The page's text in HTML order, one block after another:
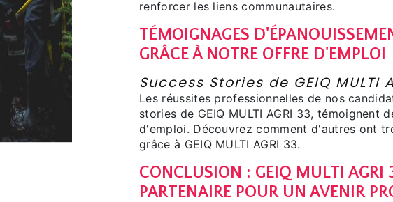
renforcer les liens communautaires.
TÉMOIGNAGES
GRÂCE À NOTRE OFFRE D'EMPLOI
Success Stories de GEIQ MULTI
Les réussites professionnelles de nos
stories de GEIQ MULTI AGRI 33, témoignent
d'emploi. Découvrez comment d'autres ont
grâce à GEIQ MULTI AGRI 33.
CONCLUSION : GEIQ MULTI AGRI
PARTENAIRE POUR UN AVENIR